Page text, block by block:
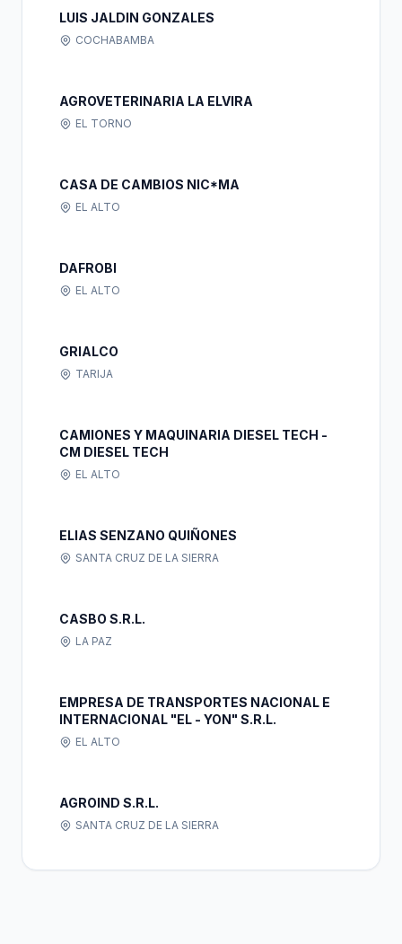
LUIS JALDIN GONZALES
COCHABAMBA
AGROVETERINARIA LA ELVIRA
EL TORNO
CASA DE CAMBIOS NIC*MA
EL ALTO
DAFROBI
EL ALTO
GRIALCO
TARIJA
CAMIONES Y MAQUINARIA DIESEL TECH -
CM DIESEL TECH
EL ALTO
ELIAS SENZANO QUIÑONES
SANTA CRUZ DE LA SIERRA
CASBO S.R.L.
LA PAZ
EMPRESA DE TRANSPORTES NACIONAL E
INTERNACIONAL "EL - YON" S.R.L.
EL ALTO
AGROIND S.R.L.
SANTA CRUZ DE LA SIERRA